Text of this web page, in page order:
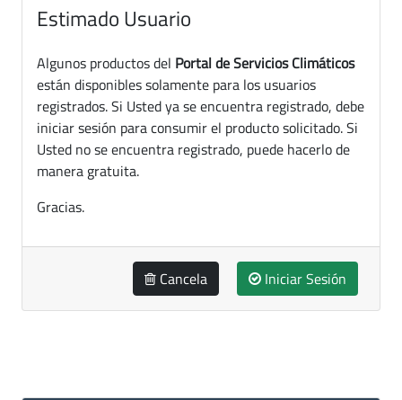
Estimado Usuario
Algunos productos del Portal de Servicios Climáticos
están disponibles solamente para los usuarios
registrados. Si Usted ya se encuentra registrado, debe
iniciar sesión para consumir el producto solicitado. Si
Usted no se encuentra registrado, puede hacerlo de
manera gratuita.
Gracias.
Cancela Iniciar Sesión